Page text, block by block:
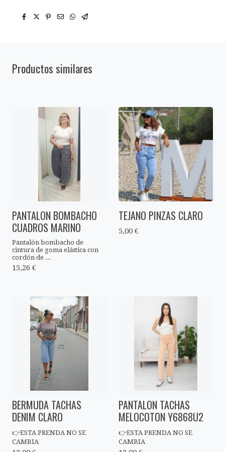
Productos similares
PANTALON BOMBACHO
CUADROS MARINO
Pantalón bombacho de
cintura de goma elástica con
cordón de ...
15,26 €
TEJANO PINZAS CLARO
5,00 €
BERMUDA TACHAS
DENIM CLARO
👉ESTA PRENDA NO SE
CAMBIA
PANTALON TACHAS
MELOCOTON Y6868U2
👉ESTA PRENDA NO SE
CAMBIA